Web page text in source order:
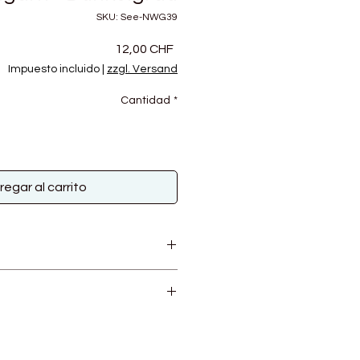
SKU: See-NWG39
12,00 CHFPrecio
Impuesto incluido zzgl. Versand
Cantidad *
al carrito